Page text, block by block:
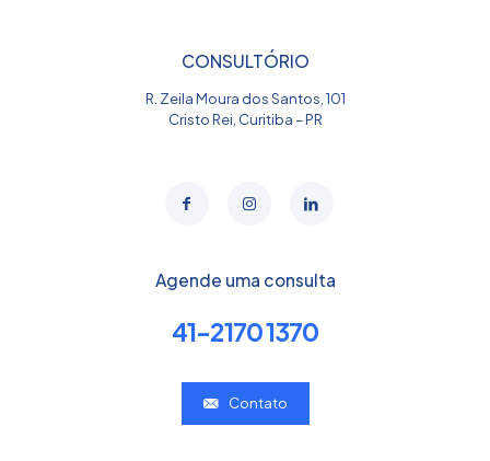
CONSULTÓRIO
R. Zeila Moura dos Santos, 101
Cristo Rei, Curitiba – PR
Agende uma consulta
41-2170 1370
Contato